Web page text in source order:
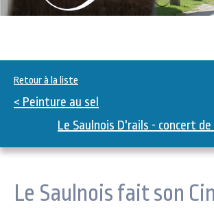
Retour à la liste
< Peinture au sel
Le Saulnois D'rails - concert
Le Saulnois fait son